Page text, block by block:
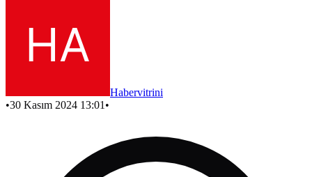
Habervitrini
•30 Kasım 2024 13:01 •